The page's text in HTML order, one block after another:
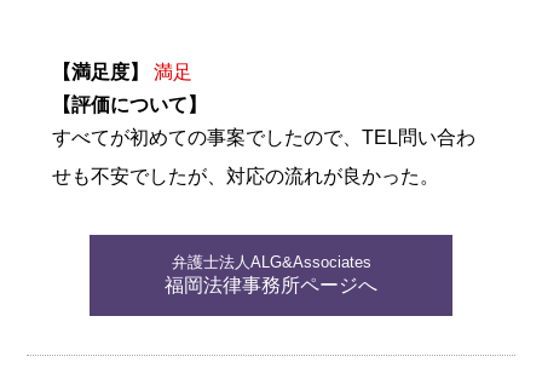
【満足度】
満足
【評価について】
すべてが初めての事案でしたので、TEL問い合わ
せも不安でしたが、対応の流れが良かった。
弁護士法人ALG&Associates
福岡法律事務所ページへ